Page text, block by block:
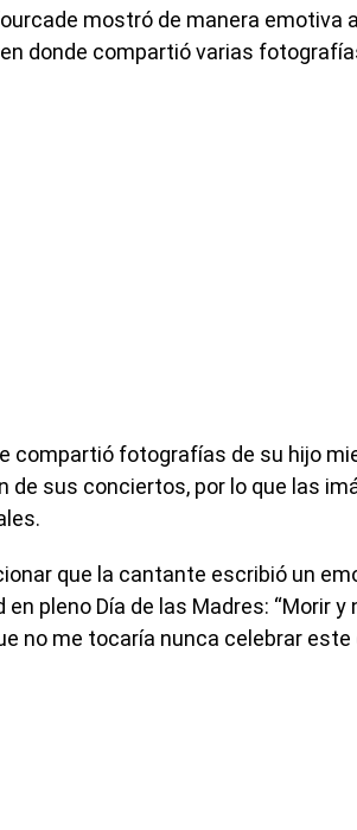
mostró de manera emotiva
donde compartió varias
compartió fotografías de su hijo
de sus conciertos, por lo que las
que la cantante escribió un
pleno Día de las Madres: “Morir y
no me tocaría nunca celebrar este